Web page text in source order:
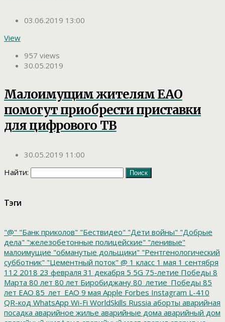
03.06.2019 13:00
View
957 views
30.05.2019
Малоимущим жителям ЕАО
помогут приобрести приставки
для цифрового ТВ
30.05.2019 11:00
Найти:
Тэги
"@" "Банк приколов" "Бествидео" "Дети войны" "Добрые
дела" "железобетонные полицейские" "ленивые"
малоимущие "обманутые дольщики" "Рентгенологический
субботник" "Цементный поток" @ 1 класс 1 мая 1 сентября
112 2018 23 февраля 31 декабря 5 5G 75-летие Победы 8
Марта 80 лет 80 лет Биробиджану 80_летие_Победы 85
лет ЕАО 85_лет_ЕАО 9 мая Apple Forbes Instagram L-410
QR-код WhatsApp Wi-Fi WorldSkills Russia аборты аварийная
посадка аварийное жилье аварийные дома аварийный дом